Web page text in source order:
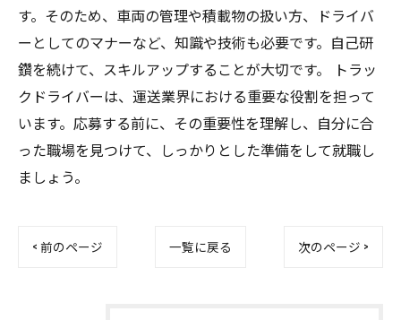
す。そのため、車両の管理や積載物の扱い方、ドライバ
ーとしてのマナーなど、知識や技術も必要です。自己研
鑽を続けて、スキルアップすることが大切です。 トラッ
クドライバーは、運送業界における重要な役割を担って
います。応募する前に、その重要性を理解し、自分に合
った職場を見つけて、しっかりとした準備をして就職し
ましょう。
< 前のページ 一覧に戻る 次のページ >